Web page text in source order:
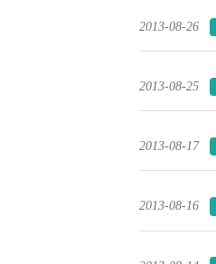
2013-08-26
2013-08-25
2013-08-17
2013-08-16